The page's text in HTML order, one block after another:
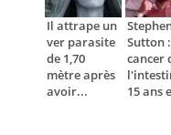
Il attrape un
ver parasite
de 1,70
mètre après
avoir...
Sutton
cancer
15 ans